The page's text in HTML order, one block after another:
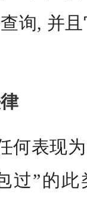
询, 并
何表现
过”的